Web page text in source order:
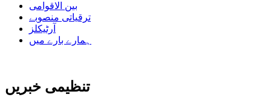
بین الاقوامی
ترقیاتی منصوبے
آرٹیکلز
ہمارے بارے میں
تنظیمی خبریں